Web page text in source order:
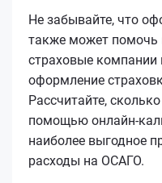
Не забывайте, что
также может помочь
страховые компании
оформление
Рассчитайте,
помощью онлайн-
наиболее выгодное
расходы на ОСАГО.